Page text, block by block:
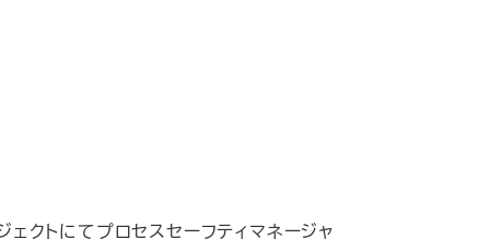
クトにてプロセスセーフティマネージャ